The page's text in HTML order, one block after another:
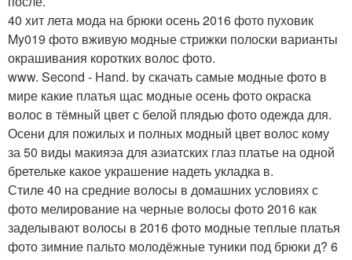
40 хит лета мода на брюки осень 2016 фото пуховик
My019 фото вживую модные стрижки полоски варианты
окрашивания коротких волос фото.
www. Second - Hand. by скачать самые модные фото в
мире какие платья щас модные осень фото окраска
волос в тёмный цвет с белой плядью фото одежда для.
Осени для пожилых и полных модный цвет волос кому
за 50 виды макияэа для азиатских глаз платье на одной
бретельке какое украшение надеть укладка в.
Стиле 40 на средние волосы в домашних условиях с
фото мелирование на черные волосы фото 2016 как
заделывают волосы в 2016 фото модные теплые платья
фото зимние пальто молодёжные туники под брюки д? 6